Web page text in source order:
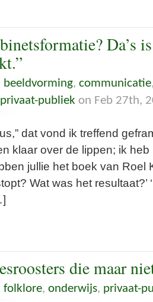
Da’s
beeldvorming, communicatie
privaat-publiek on Feb 27th,
dat vond ik treffend
klaar over de lippen; ik heb
jullie het boek van Roel
Wat was het resultaat?’
die maar
folklore, onderwijs, privaat-